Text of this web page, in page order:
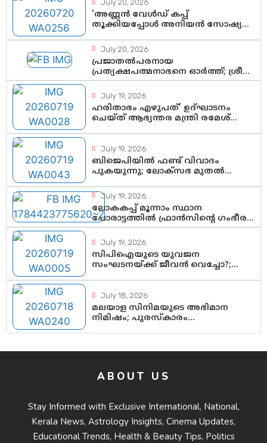
July 20, 2026
‘അണ്ണൻ വേൾഡ് കപ്പ്
തൂക്കിയപ്പോൾ അനിയൻ സോഷ്യൽ
കിരീടധാരണത്തിനിടെ
ശ്രദ്ധാകേന്ദ്രമായി മൂന്ന്
വയസ്സുകാരൻ ചുണക്കുട്ടൻ
July 20, 2026
പ്രജാതൽപരനായ
പ്രത്യക്ഷപത്മനാഭനെ ഓർത്ത്; ശ്രീ
ചിത്തിര തിരുനാൾ മഹാരാജാവിന്റെ
35-ാം നാടുനീങ്ങൽ ദിനം ഇന്ന്
July 19, 2026
ഹരിതാഭം എഴുപത്’ ഉദ്ഘാടനം
ചെയ്ത് ആഭ്യന്തര മന്ത്രി രമേശ്
പ്രൗഢമായ തുടക്കം
July 19, 2026
ബിജെപിയിൽ ഫണ്ട് വിവാദം
പുകയുന്നു; ലോക്സഭ മുതൽ
ഫണ്ട് വിനിയോഗം
പരിശോധിക്കുമോ? കേന്ദ്രത്തിനും
ആർഎസ്എസിനും കേരള
ഘടകത്തോട് അതൃപ്തി
July 19, 2026
ലോകകപ്പ് മൂന്നാം സ്ഥാന
പോരാട്ടത്തിൽ ഫ്രാൻസിന്റെ ഗംഭീര
തിരിച്ചുവരവ്; ഗോൾവേട്ടയിൽ
മെസ്സിയെ മറികടന്ന് എംബാപ്പെ
July 19, 2026
സിപിഐയുടെ യുവജന
സംഘടനയ്ക്ക് ജീവൻ വെച്ചോ?;
July 18, 2026
മലയാള സിനിമയുടെ അഭിമാന
നിമിഷം; പുരസ്‌കാരം
ABOUT US
Stay Informed with Exclusive International, National,
Kerala News, Astrology Insights, Cinema Updates,
Educational Trends, Health & Beauty Tips, Politics